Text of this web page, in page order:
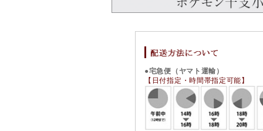
●宅急便（ヤマト運輸）
【日付指定・時間帯指定可能】